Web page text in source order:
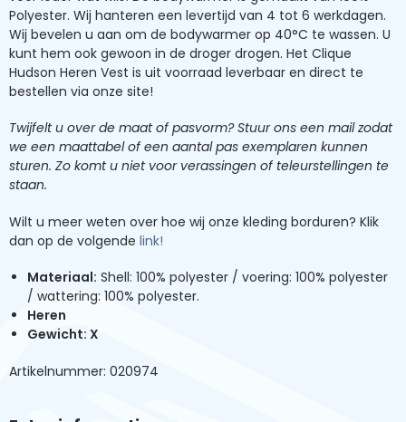
Polyester. Wij hanteren een levertijd van 4 tot 6 werkdagen.
Wij bevelen u aan om de bodywarmer op 40°C te wassen. U
kunt hem ook gewoon in de droger drogen. Het Clique
Hudson Heren Vest is uit voorraad leverbaar en direct te
bestellen via onze site!
Twijfelt u over de maat of pasvorm? Stuur ons een mail zodat
we een maattabel of een aantal pas exemplaren kunnen
sturen. Zo komt u niet voor verassingen of teleurstellingen te
staan.
Wilt u meer weten over hoe wij onze kleding borduren? Klik
dan op de volgende link!
Materiaal: Shell: 100% polyester / voering: 100% polyester
/ wattering: 100% polyester.
Heren
Gewicht: X
Artikelnummer: 020974